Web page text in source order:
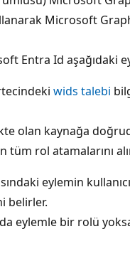
Microsoft
Entra Id aşağıdaki
wids talebi
olan kaynağa
tüm rol atamalarını
eylemin
belirler.
eylemle bir rolü